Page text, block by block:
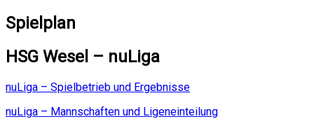
Spielplan
HSG Wesel – nuLiga
nuLiga – Spielbetrieb und Ergebnisse
nuLiga – Mannschaften und Ligeneinteilung